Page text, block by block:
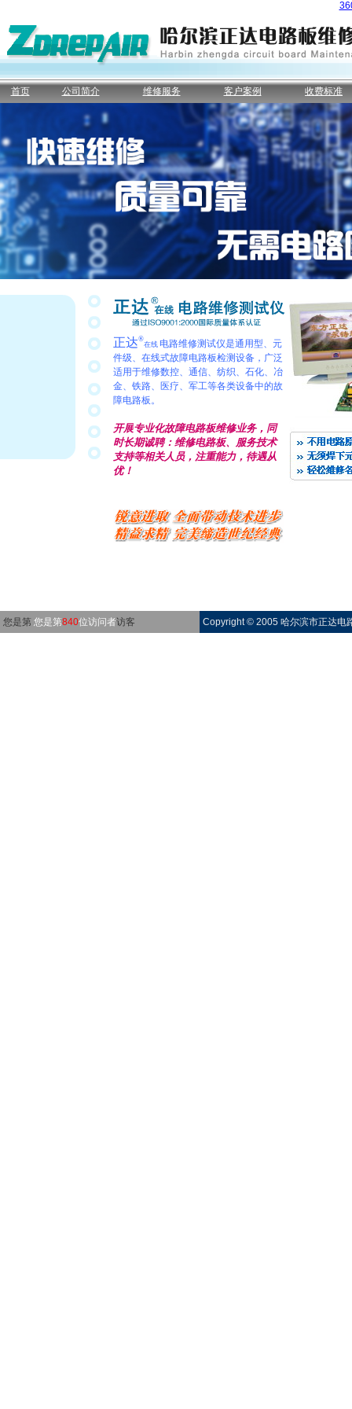
首页 公司简介 维修服务 客户案例 收费标准
正达®
在线 电路维修测试仪是通用型、元
件级、在线式故障电路板检测设备，广泛
适用于维修数控、通信、纺织、石化、冶
金、铁路、医疗、军工等各类设备中的故
障电路板。
开展专业化故障电路板维修业务，同
时长期诚聘：维修电路板、服务技术
支持等相关人员，注重能力，待遇从
优！
您是第 您是第840位访问者访客 Copyright © 2005 哈尔滨市正达电